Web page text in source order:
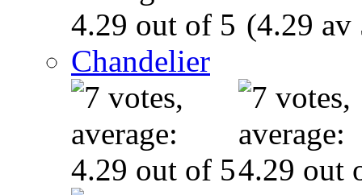
(4.29 av
Chandelier